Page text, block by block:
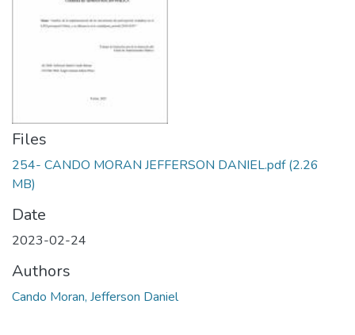
Files
254- CANDO MORAN JEFFERSON DANIEL.pdf(2.26
MB)
Date
2023-02-24
Authors
Cando Moran, Jefferson Daniel